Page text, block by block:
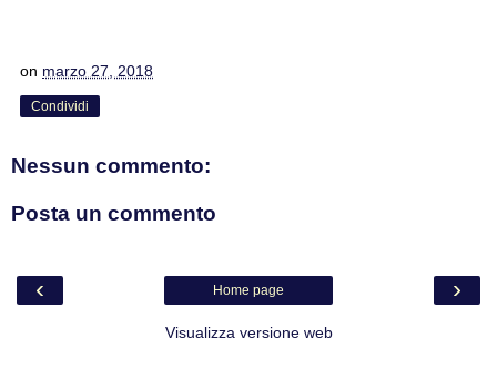
on marzo 27, 2018
Condividi
Nessun commento:
Posta un commento
‹ ›
Home page
Visualizza versione web